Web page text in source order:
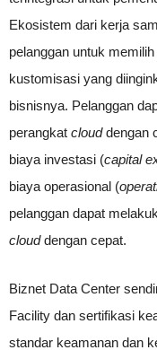
Ekosistem dari kerja
pelanggan untuk
kustomisasi yang
bisnisnya. Pelanggan
perangkat clouddengan
biaya investasi (capital
biaya operasional (
pelanggan dapat
clouddengan cepat.
Biznet Data Center
Facility dan sertifikasi
standar keamanan dan